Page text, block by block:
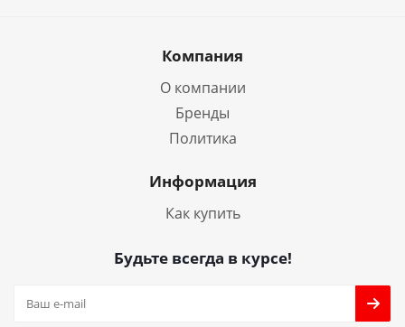
Компания
О компании
Бренды
Политика
Информация
Как купить
Будьте всегда в курсе!